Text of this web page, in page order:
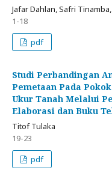
Jafar Dahlan, Safri
1-18
pdf
Studi Perbandingan
Pemetaan Pada
Ukur Tanah Melalui
Elaborasi dan Buku
Titof Tulaka
19-23
pdf